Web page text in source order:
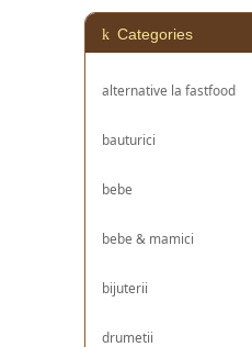
Categories
alternative la fastfood
bauturici
bebe
bebe & mamici
bijuterii
drumetii